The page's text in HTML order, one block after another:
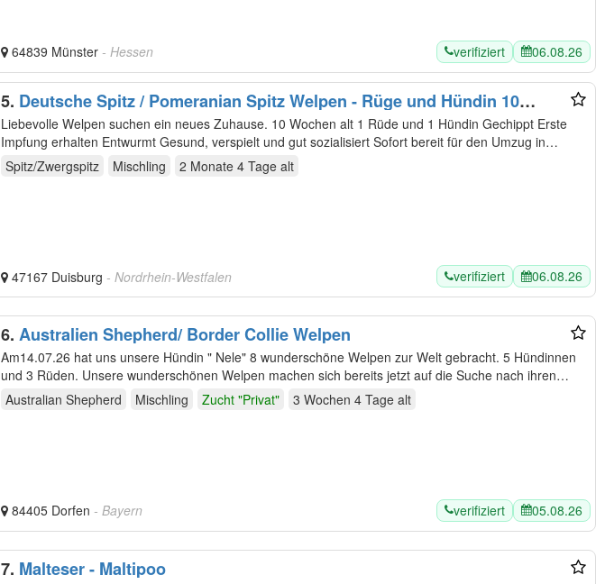
64839 Münster - Hessen verifiziert 06.08.26
5. Deutsche Spitz / Pomeranian Spitz Welpen - Rüge und Hündin 10
Woche alt
Liebevolle Welpen suchen ein neues Zuhause. 10 Wochen alt 1 Rüde und 1 Hündin Gechippt Erste
Impfung erhalten Entwurmt Gesund, verspielt und gut sozialisiert Sofort bereit für den Umzug in…
Spitz/Zwergspitz
Mischling 2 Monate 4 Tage alt
47167 Duisburg - Nordrhein-Westfalen verifiziert 06.08.26
6. Australien Shepherd/ Border Collie Welpen
Am14.07.26 hat uns unsere Hündin " Nele" 8 wunderschöne Welpen zur Welt gebracht. 5 Hündinnen
und 3 Rüden. Unsere wunderschönen Welpen machen sich bereits jetzt auf die Suche nach ihren…
Australian Shepherd
Mischling Zucht "Privat" 3 Wochen 4 Tage alt
84405 Dorfen - Bayern verifiziert 05.08.26
7. Malteser - Maltipoo